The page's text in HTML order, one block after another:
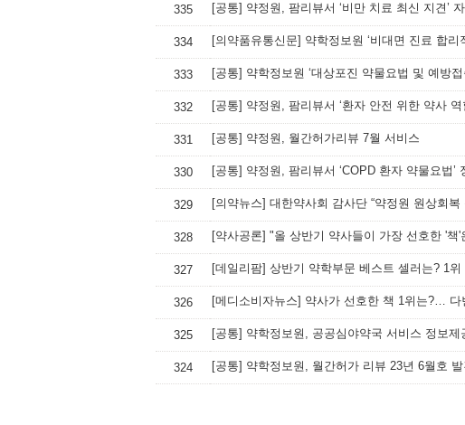
335 [공통] 약정원, 팜리뷰서 ‘비만 치료 최신 지견’
334 [의약품유통신문] 약학정보원 ‘비대면 진료 합리
333 [공통] 약학정보원 ‘대상포진 약물요법 및 예방접
332 [공통] 약정원, 팜리뷰서 ‘환자 안전 위한 약사 역
331 [공통] 약정원, 월간허가리뷰 7월 서비스
330 [공통] 약정원, 팜리뷰서 ‘COPD 환자 약물요법’
329 [의약뉴스] 대한약사회 감사단 “약정원 원상회복
328 [약사공론] "올 상반기 약사들이 가장 선호한 '책'
327 [데일리팜] 상반기 약학부문 베스트 셀러는? 1
326
325 [공통] 약학정보원, 공공심야약국 서비스 정보제
324 [공통] 약학정보원, 월간허가 리뷰 23년 6월호